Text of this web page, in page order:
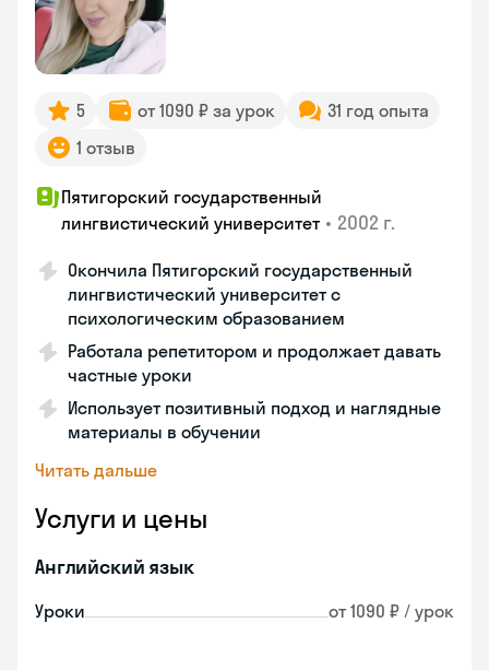
5 от 1090 ₽ за урок
31 год опыта
1 отзыв
Пятигорский государственный
лингвистический университет • 2002 г.
Окончила Пятигорский государственный
лингвистический университет с
психологическим образованием
Работала репетитором и продолжает давать
частные уроки
Использует позитивный подход и наглядные
материалы в обучении
Читать дальше
Услуги и цены
Английский язык
Уроки от 1090 ₽ / урок